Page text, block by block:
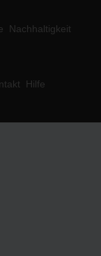
Nachhaltigkeit
Hilfe